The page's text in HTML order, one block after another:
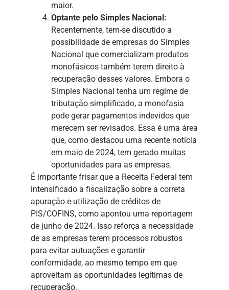
maior.
Optante pelo Simples Nacional:
Recentemente, tem-se discutido a
possibilidade de empresas do Simples
Nacional que comercializam produtos
monofásicos também terem direito à
recuperação desses valores. Embora o
Simples Nacional tenha um regime de
tributação simplificado, a monofasia
pode gerar pagamentos indevidos que
merecem ser revisados. Essa é uma área
que, como destacou uma recente notícia
em maio de 2024, tem gerado muitas
oportunidades para as empresas.
É importante frisar que a Receita Federal tem
intensificado a fiscalização sobre a correta
apuração e utilização de créditos de
PIS/COFINS, como apontou uma reportagem
de junho de 2024. Isso reforça a necessidade
de as empresas terem processos robustos
para evitar autuações e garantir
conformidade, ao mesmo tempo em que
aproveitam as oportunidades legítimas de
recuperação.